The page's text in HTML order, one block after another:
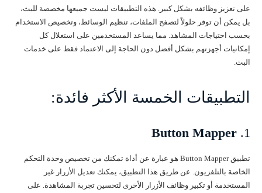
على تعزيز وظائفه بشكل كبير. هذه التطبيقات ليست جميعها مخصصة للبث،
بل يمكن أن توفر حلولاً لتصفح الملفات، تنظيم الوسائط، وتخصيص الاستخدام
بحسب احتياجات المشاهد. مما يساعد المستخدمين على استغلال كل
إمكانيات أجهزتهم بشكل أفضل دون الحاجة إلى الاعتماد فقط على خدمات
البث.
التطبيقات الخمسة الأكثر فائدة:
1.
Button Mapper
تطبيق Button Mapper هو عبارة عن أداة تمكنك من تخصيص وحدة التحكم
الخاصة بالتلفزيون. عن طريق هذا التطبيق، يمكنك تعديل الأزرار غير
المستخدمة أو تكبير وظائف الأزرار الأخرى لتحسين تجربة المشاهدة. على